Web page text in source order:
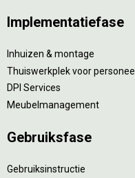
Implementatiefase
Inhuizen & montage
Thuiswerkplek voor personeel
DPI Services
Meubelmanagement
Gebruiksfase
Gebruiksinstructie